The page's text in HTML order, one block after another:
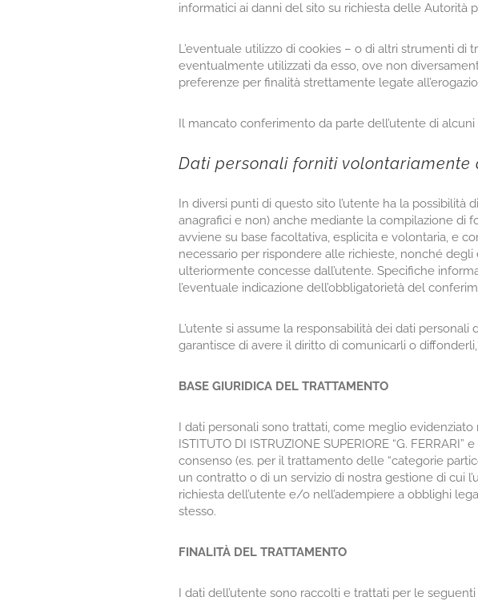
informatici ai danni del sito su richiesta delle Autorità
L’eventuale utilizzo di cookies – o di altri strumenti
eventualmente utilizzati da esso, ove non
preferenze per finalità strettamente legate
Il mancato conferimento da parte dell’utente di
Dati personali forniti volontariamente
In diversi punti di questo sito l’utente ha la possibilità
anagrafici e non) anche mediante la compilazione di
avviene su base facoltativa, esplicita e volontaria, e
necessario per rispondere alle richieste, nonché
ulteriormente concesse dall’utente. Specifiche
l’eventuale indicazione dell’obbligatorietà del
L’utente si assume la responsabilità dei dati
garantisce di avere il diritto di comunicarli o
BASE GIURIDICA DEL TRATTAMENTO
I dati personali sono trattati, come meglio
ISTITUTO DI ISTRUZIONE SUPERIORE “G.
consenso (es. per il trattamento delle “categorie
un contratto o di un servizio di nostra gestione di cui
richiesta dell’utente e/o nell’adempiere a obblighi
stesso.
FINALITÀ DEL TRATTAMENTO
I dati dell’utente sono raccolti e trattati per le seguenti